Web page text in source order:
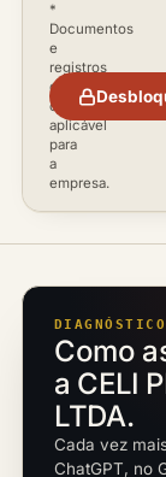
*
Documentos
e
registros
disponíveis
conforme
aplicável
para
a
empresa.
Como
a CELI
LTDA.
Cada vez
ChatGPT, no